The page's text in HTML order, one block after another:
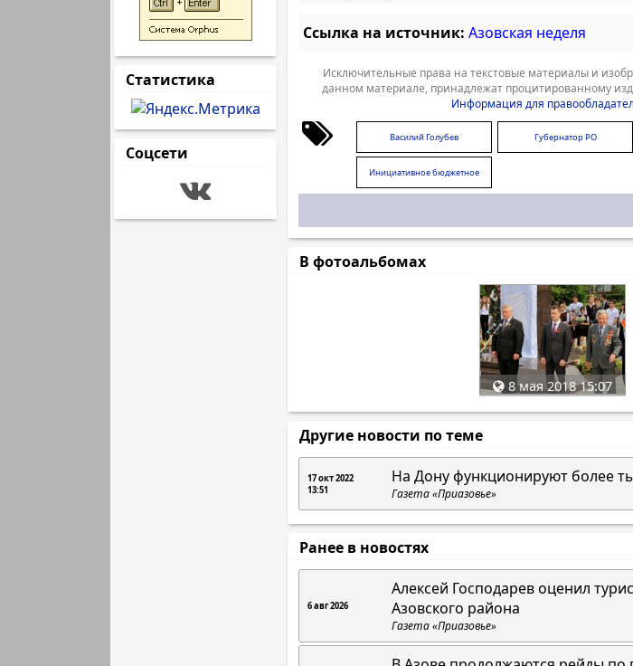
Статистика
Соцсети
Ссылка на источник: Азовская неделя
Исключительные права на текстовые материалы и
данном материале, принадлежат процитированному
Информация для
Василий Голубев Губернатор РО
Инициативное бюджетное
финансирование
В фотоальбомах
8 мая 2018 15:07
Другие новости по теме
17 окт 2022
13:51
На Дону функционируют более
Газета «Приазовье»
Ранее в новостях
6 авг 2026
Алексей Господарев оценил
Азовского района
Газета «Приазовье»